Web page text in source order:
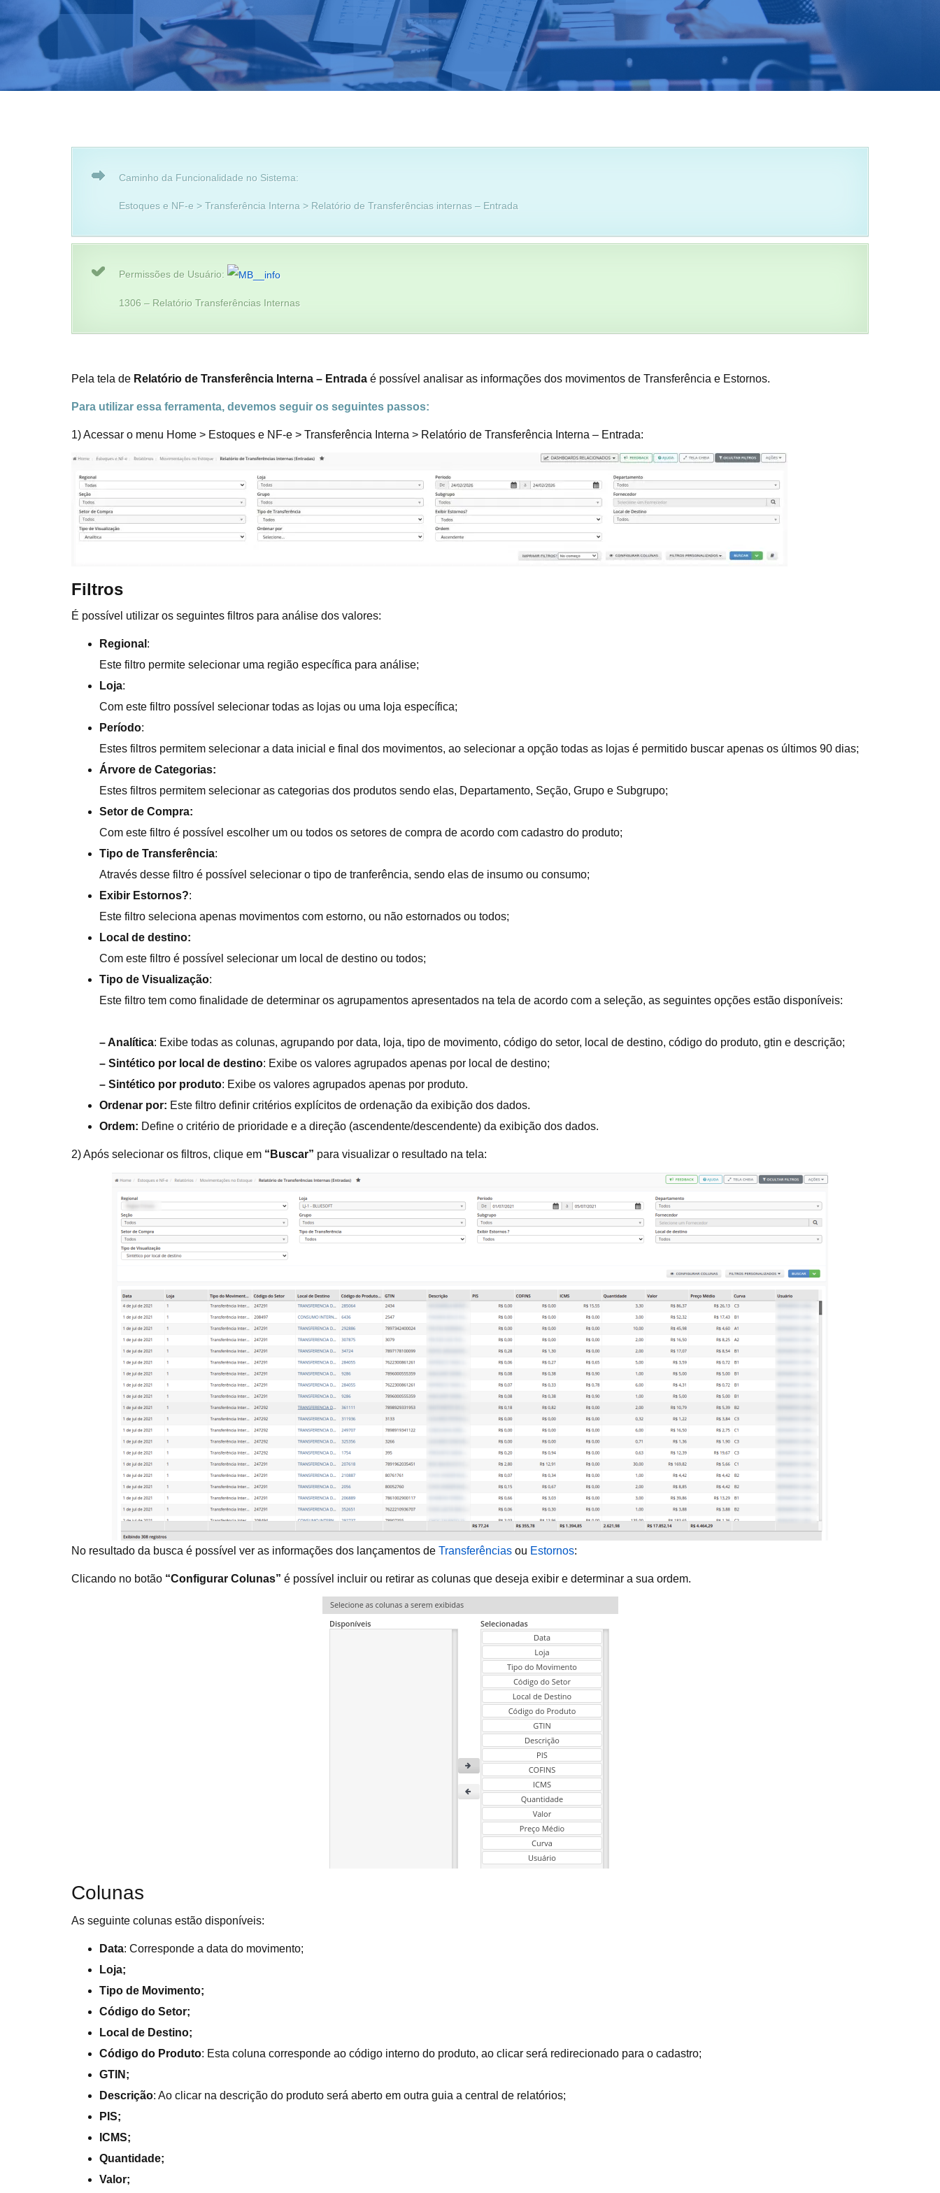
Caminho da Funcionalidade no Sistema:
Estoques e NF-e > Transferência Interna > Relatório de Transferências internas – Entrada
Permissões de Usuário:
1306 – Relatório Transferências Internas
Pela tela de Relatório de Transferência Interna – Entrada é possível analisar as informações dos movimentos de Transferência e Estornos.
Para utilizar essa ferramenta, devemos seguir os seguintes passos:
1) Acessar o menu Home > Estoques e NF-e > Transferência Interna > Relatório de Transferência Interna – Entrada:
Filtros
É possível utilizar os seguintes filtros para análise dos valores:
Regional :
Este filtro permite selecionar uma região específica para análise;
Loja:
Com este filtro possível selecionar todas as lojas ou uma loja específica;
Período:
Estes filtros permitem selecionar a data inicial e final dos movimentos, ao selecionar a opção todas as lojas é permitido buscar apenas os últimos 90 dias;
Árvore de Categorias:
Estes filtros permitem selecionar as categorias dos produtos sendo elas, Departamento, Seção, Grupo e Subgrupo;
Setor de Compra:
Com este filtro é possível escolher um ou todos os setores de compra de acordo com cadastro do produto;
Tipo de Transferência:
Através desse filtro é possível selecionar o tipo de tranferência, sendo elas de insumo ou consumo;
Exibir Estornos?:
Este filtro seleciona apenas movimentos com estorno, ou não estornados ou todos;
Local de destino:
Com este filtro é possível selecionar um local de destino ou todos;
Tipo de Visualização:
Este filtro tem como finalidade de determinar os agrupamentos apresentados na tela de acordo com a seleção, as seguintes opções estão disponíveis:
– Analítica: Exibe todas as colunas, agrupando por data, loja, tipo de movimento, código do setor, local de destino, código do produto, gtin e descrição;
– Sintético por local de destino: Exibe os valores agrupados apenas por local de destino;
– Sintético por produto: Exibe os valores agrupados apenas por produto.
Ordenar por: Este filtro definir critérios explícitos de ordenação da exibição dos dados.
Ordem: Define o critério de prioridade e a direção (ascendente/descendente) da exibição dos dados.
2) Após selecionar os filtros, clique em “Buscar” para visualizar o resultado na tela:
No resultado da busca é possível ver as informações dos lançamentos de Transferências ou Estornos:
Clicando no botão “Configurar Colunas” é possível incluir ou retirar as colunas que deseja exibir e determinar a sua ordem.
Colunas
As seguinte colunas estão disponíveis:
Data: Corresponde a data do movimento;
Loja;
Tipo de Movimento;
Código do Setor;
Local de Destino;
Código do Produto: Esta coluna corresponde ao código interno do produto, ao clicar será redirecionado para o cadastro;
GTIN;
Descrição: Ao clicar na descrição do produto será aberto em outra guia a central de relatórios;
PIS;
ICMS;
Quantidade;
Valor;